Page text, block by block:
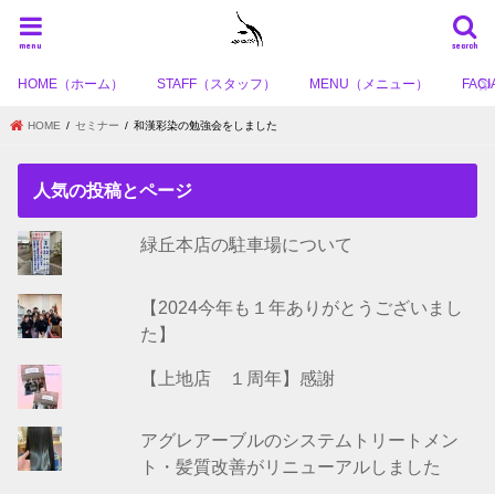
search
menu
HOME（ホーム） STAFF（スタッフ） MENU（メニュー）
HOME セミナー 和漢彩染の勉強会をしました
人気の投稿とページ
緑丘本店の駐車場について
【2024今年も１年ありがとうございまし
た】
【上地店 １周年】感謝
アグレアーブルのシステムトリートメン
ト・髪質改善がリニューアルしました